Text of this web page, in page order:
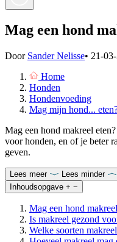
Mag een hond
Door Sander Nelisse• 21-
Home
Honden
Hondenvoeding
Mag mijn hond...
Mag een hond makreel
voor honden, en of je beter
geven.
Lees meer
Lees minder
Inhoudsopgave + −
Mag een hond
Is makreel gezond
Welke soorten